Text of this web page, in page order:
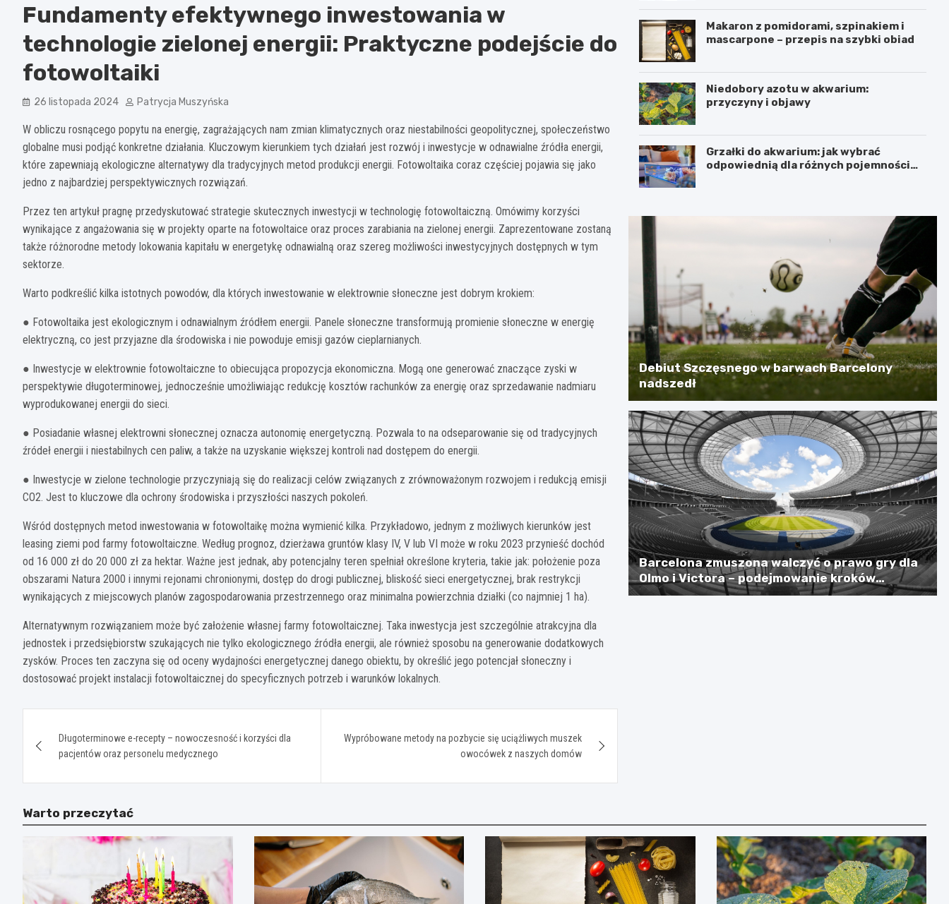
Fundamenty efektywnego inwestowania w
technologie zielonej energii: Praktyczne podejście do
fotowoltaiki
26 listopada 2024 Patrycja Muszyńska
W obliczu rosnącego popytu na energię, zagrażających nam zmian klimatycznych oraz niestabilności geopolitycznej, społeczeństwo
globalne musi podjąć konkretne działania. Kluczowym kierunkiem tych działań jest rozwój i inwestycje w odnawialne źródła energii,
które zapewniają ekologiczne alternatywy dla tradycyjnych metod produkcji energii. Fotowoltaika coraz częściej pojawia się jako
jedno z najbardziej perspektywicznych rozwiązań.
Przez ten artykuł pragnę przedyskutować strategie skutecznych inwestycji w technologię fotowoltaiczną. Omówimy korzyści
wynikające z angażowania się w projekty oparte na fotowoltaice oraz proces zarabiania na zielonej energii. Zaprezentowane zostaną
także różnorodne metody lokowania kapitału w energetykę odnawialną oraz szereg możliwości inwestycyjnych dostępnych w tym
sektorze.
Warto podkreślić kilka istotnych powodów, dla których inwestowanie w elektrownie słoneczne jest dobrym krokiem:
● Fotowoltaika jest ekologicznym i odnawialnym źródłem energii. Panele słoneczne transformują promienie słoneczne w energię
elektryczną, co jest przyjazne dla środowiska i nie powoduje emisji gazów cieplarnianych.
● Inwestycje w elektrownie fotowoltaiczne to obiecująca propozycja ekonomiczna. Mogą one generować znaczące zyski w
perspektywie długoterminowej, jednocześnie umożliwiając redukcję kosztów rachunków za energię oraz sprzedawanie nadmiaru
wyprodukowanej energii do sieci.
● Posiadanie własnej elektrowni słonecznej oznacza autonomię energetyczną. Pozwala to na odseparowanie się od tradycyjnych
źródeł energii i niestabilnych cen paliw, a także na uzyskanie większej kontroli nad dostępem do energii.
● Inwestycje w zielone technologie przyczyniają się do realizacji celów związanych z zrównoważonym rozwojem i redukcją emisji
CO2. Jest to kluczowe dla ochrony środowiska i przyszłości naszych pokoleń.
Wśród dostępnych metod inwestowania w fotowoltaikę można wymienić kilka. Przykładowo, jednym z możliwych kierunków jest
leasing ziemi pod farmy fotowoltaiczne. Według prognoz, dzierżawa gruntów klasy IV, V lub VI może w roku 2023 przynieść dochód
od 16 000 zł do 20 000 zł za hektar. Ważne jest jednak, aby potencjalny teren spełniał określone kryteria, takie jak: położenie poza
obszarami Natura 2000 i innymi rejonami chronionymi, dostęp do drogi publicznej, bliskość sieci energetycznej, brak restrykcji
wynikających z miejscowych planów zagospodarowania przestrzennego oraz minimalna powierzchnia działki (co najmniej 1 ha).
Alternatywnym rozwiązaniem może być założenie własnej farmy fotowoltaicznej. Taka inwestycja jest szczególnie atrakcyjna dla
jednostek i przedsiębiorstw szukających nie tylko ekologicznego źródła energii, ale również sposobu na generowanie dodatkowych
zysków. Proces ten zaczyna się od oceny wydajności energetycznej danego obiektu, by określić jego potencjał słoneczny i
dostosować projekt instalacji fotowoltaicznej do specyficznych potrzeb i warunków lokalnych.
wpisuDługoterminowe e-recepty – nowoczesność i korzyści dla
pacjentów oraz personelu medycznego
Wypróbowane metody na pozbycie się uciążliwych muszek
owocówek z naszych domów
Makaron z pomidorami, szpinakiem i
mascarpone – przepis na szybki obiad
Niedobory azotu w akwarium:
przyczyny i objawy
Grzałki do akwarium: jak wybrać
odpowiednią dla różnych pojemności
Debiut Szczęsnego w barwach Barcelony
nadszedł
Barcelona zmuszona walczyć o prawo gry dla
Olmo i Victora – podejmowanie kroków
prawnych jako ostatnia szansa
Warto przeczytać